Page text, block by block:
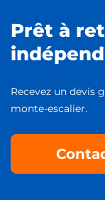
Prêt à
Recevez un devis
monte-escalier.